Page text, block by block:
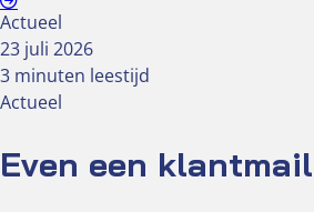
Actueel
23 juli 2026
3 minuten leestijd
Actueel
Even een